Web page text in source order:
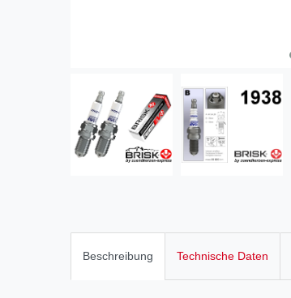
Beschreibung Technische Daten